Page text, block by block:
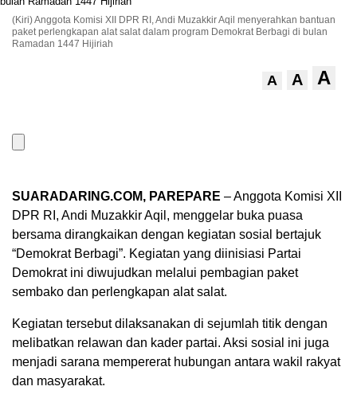
(Kiri) Anggota Komisi XII DPR RI, Andi Muzakkir Aqil menyerahkan bantuan
paket perlengkapan alat salat dalam program Demokrat Berbagi di bulan
Ramadan 1447 Hijiriah
A A A
SUARADARING.COM, PAREPARE – Anggota Komisi XII
DPR RI, Andi Muzakkir Aqil, menggelar buka puasa
bersama dirangkaikan dengan kegiatan sosial bertajuk
“Demokrat Berbagi”. Kegiatan yang diinisiasi Partai
Demokrat ini diwujudkan melalui pembagian paket
sembako dan perlengkapan alat salat.
Kegiatan tersebut dilaksanakan di sejumlah titik dengan
melibatkan relawan dan kader partai. Aksi sosial ini juga
menjadi sarana mempererat hubungan antara wakil rakyat
dan masyarakat.